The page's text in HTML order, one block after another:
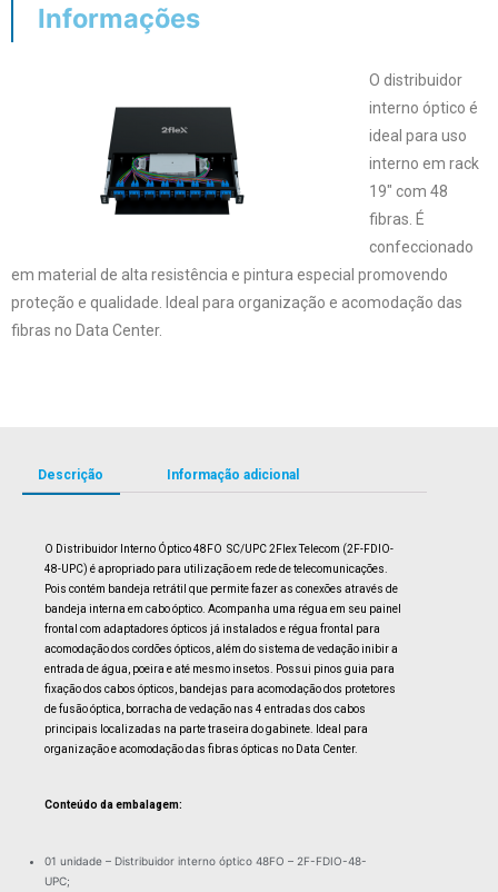
Informações
O distribuidor
interno óptico é
ideal para uso
interno em rack
19″ com 48
fibras. É
confeccionado
em material de alta resistência e pintura especial promovendo
proteção e qualidade. Ideal para organização e acomodação das
fibras no Data Center.
Descrição Informação adicional
O Distribuidor Interno Óptico 48FO SC/UPC 2Flex Telecom (2F-FDIO-
48-UPC) é apropriado para utilização em rede de telecomunicações.
Pois contém bandeja retrátil que permite fazer as conexões através de
bandeja interna em cabo óptico. Acompanha uma régua em seu painel
frontal com adaptadores ópticos já instalados e régua frontal para
acomodação dos cordões ópticos, além do sistema de vedação inibir a
entrada de água, poeira e até mesmo insetos. Possui pinos guia para
fixação dos cabos ópticos, bandejas para acomodação dos protetores
de fusão óptica, borracha de vedação nas 4 entradas dos cabos
principais localizadas na parte traseira do gabinete. Ideal para
organização e acomodação das fibras ópticas no Data Center.
Conteúdo da embalagem:
01 unidade – Distribuidor interno óptico 48FO – 2F-FDIO-48-
UPC;